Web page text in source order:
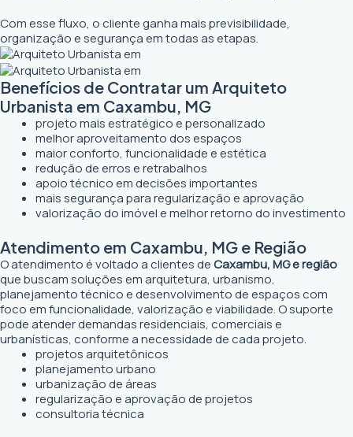
Com esse fluxo, o cliente ganha mais previsibilidade,
organização e segurança em todas as etapas.
Benefícios de Contratar um Arquiteto
Urbanista em Caxambu, MG
projeto mais estratégico e personalizado
melhor aproveitamento dos espaços
maior conforto, funcionalidade e estética
redução de erros e retrabalhos
apoio técnico em decisões importantes
mais segurança para regularização e aprovação
valorização do imóvel e melhor retorno do investimento
Atendimento em Caxambu, MG e Região
O atendimento é voltado a clientes deCaxambu, MG e região
que buscam soluções em arquitetura, urbanismo,
planejamento técnico e desenvolvimento de espaços com
foco em funcionalidade, valorização e viabilidade. O suporte
pode atender demandas residenciais, comerciais e
urbanísticas, conforme a necessidade de cada projeto.
projetos arquitetônicos
planejamento urbano
urbanização de áreas
regularização e aprovação de projetos
consultoria técnica